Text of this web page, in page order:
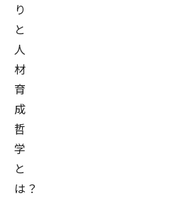
り
と
人
材
育
成
哲
学
と
は？